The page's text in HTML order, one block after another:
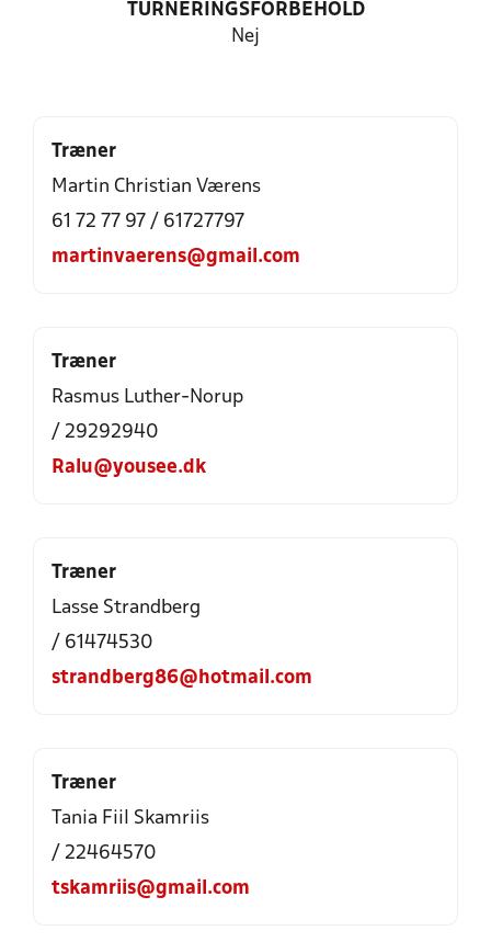
TURNERINGSFORBEHOLD
Nej
Træner
Martin Christian Værens
61 72 77 97 / 61727797
martinvaerens@gmail.com
Træner
Rasmus Luther-Norup
/ 29292940
Ralu@yousee.dk
Træner
Lasse Strandberg
/ 61474530
strandberg86@hotmail.com
Træner
Tania Fiil Skamriis
/ 22464570
tskamriis@gmail.com